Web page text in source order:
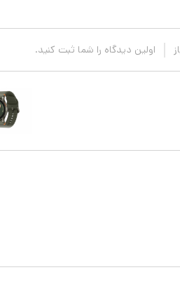
اولین دیدگاه را شما ثبت کنید.